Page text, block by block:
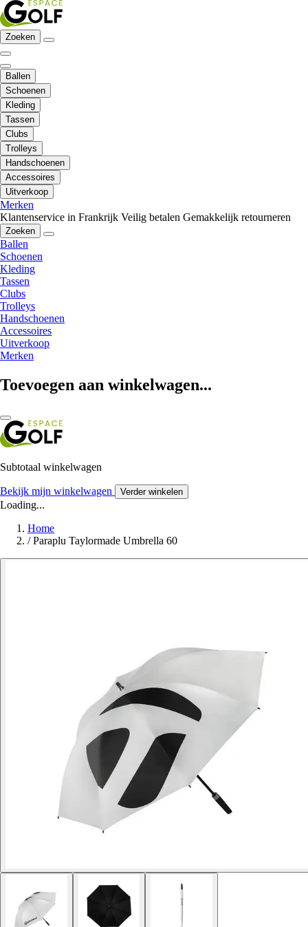
Zoeken
Ballen
Schoenen
Kleding
Tassen
Clubs
Trolleys
Handschoenen
Accessoires
Uitverkoop
Merken
Klantenservice in Frankrijk Veilig betalen Gemakkelijk retourneren
Zoeken
Ballen
Schoenen
Kleding
Tassen
Clubs
Trolleys
Handschoenen
Accessoires
Uitverkoop
Merken
Toevoegen aan winkelwagen...
Subtotaal winkelwagen
Bekijk mijn winkelwagen Verder winkelen
Loading...
Home
/ Paraplu Taylormade Umbrella 60